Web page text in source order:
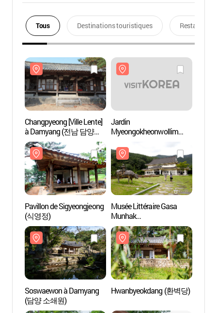
Tous Destinations touristiques Restaurants
Changpyeong [Ville Lente]
à Damyang (전남 담양
창평 [슬로시티])
Jardin
Myeongokheonwollim
Pavillon de Sigyeongjeong
(식영정)
Musée Littéraire Gasa
Munhak
(한국가사문학관)
Soswaewon à Damyang
(담양 소쇄원)
Hwanbyeokdang (환벽당)